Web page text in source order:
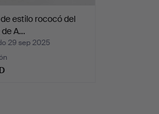
estilo rococó del
de A…
29 sep 2025